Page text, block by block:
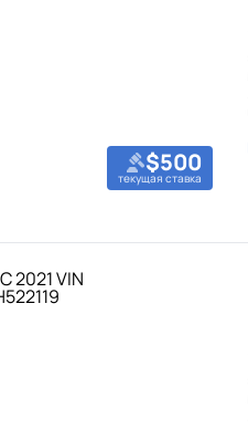
$500
текущая ставка